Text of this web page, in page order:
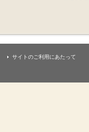
サイトのご利用にあたって